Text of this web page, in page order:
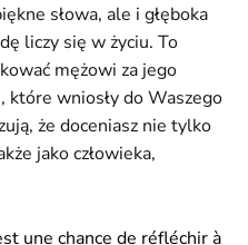
słowa, ale i głęboka
liczy się w życiu. To
mężowi za jego
które wniosły do Waszego
że doceniasz nie tylko
jako człowieka,
une chance de réfléchir à